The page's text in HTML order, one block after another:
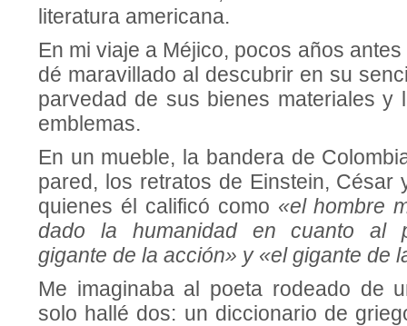
literatura americana.
En mi viaje a Méjico, pocos años
dé maravillado al descubrir en su
parvedad de sus bie­nes materiales y
emblemas.
En un mueble, la bandera de
pared, los retratos de Einstein, César
quienes él cali­ficó como «el hombre
dado la huma­nidad en cuanto al
gigante de la ac­ción» y «el gigante de
Me imaginaba al poeta ro­deado de
solo hallé dos: un diccionario de